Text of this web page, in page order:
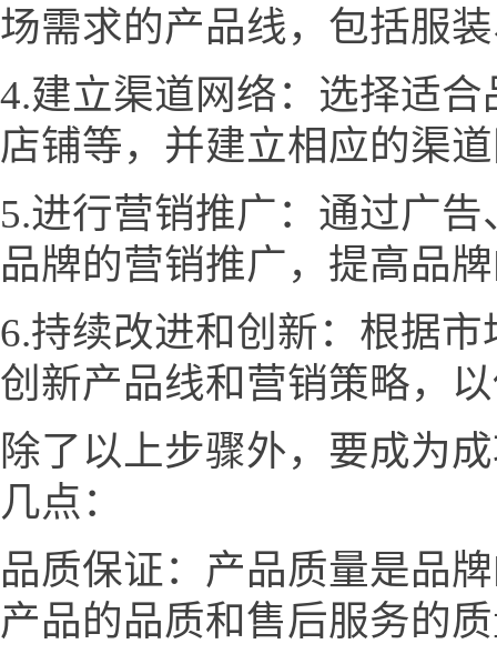
场需求的产品线，包括服
4.建立渠道网络：选择适
店铺等，并建立相应的渠
5.进行营销推广：通过广
品牌的营销推广，提高品
6.持续改进和创新：根据
创新产品线和营销策略，
除了以上步骤外，要成为
几点：
品质保证：产品质量是品
产品的品质和售后服务的